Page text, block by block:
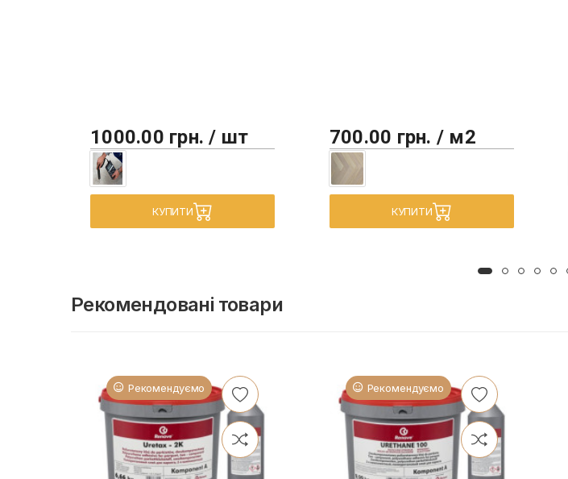
1000.00 грн. / шт
КУПИТИ
700.00 грн. / м2
КУПИТИ
Рекомендовані товари
Рекомендуємо Рекомендуємо